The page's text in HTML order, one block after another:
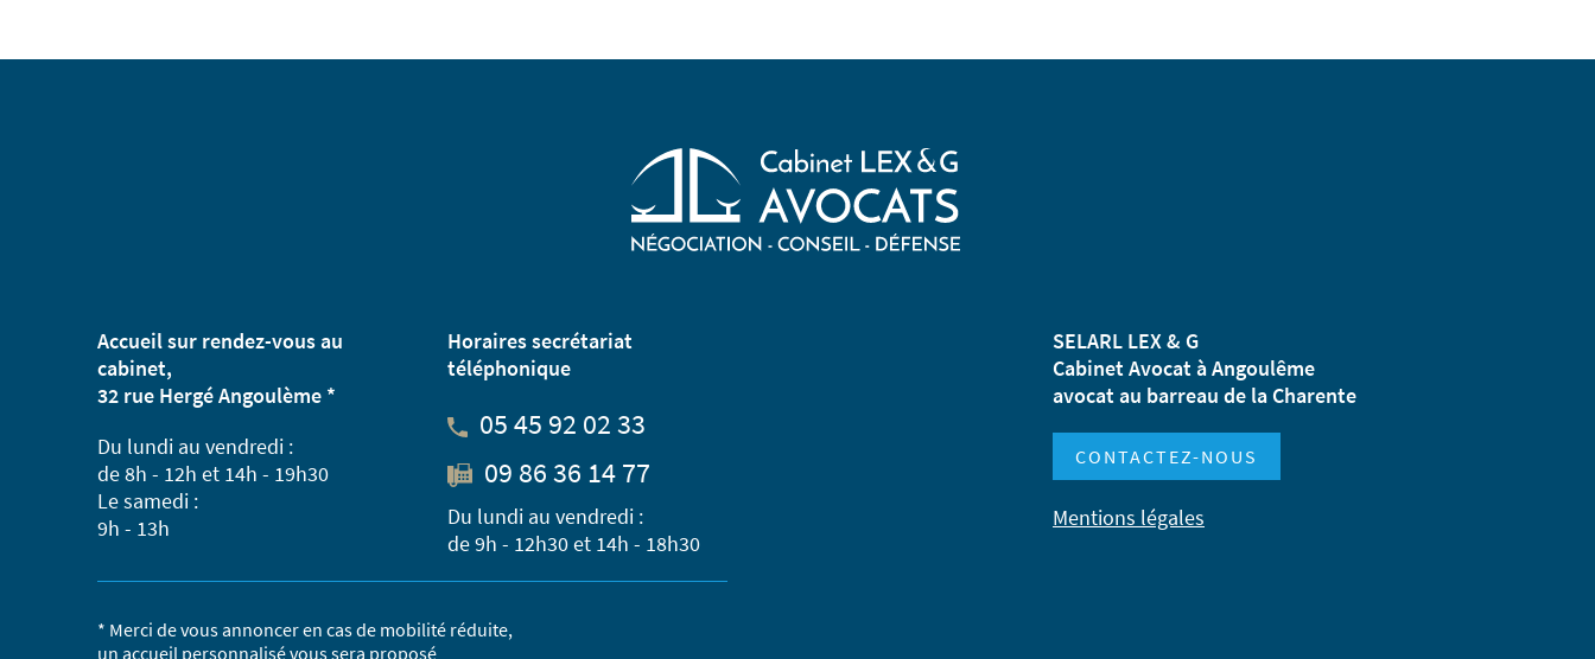
Accueil sur rendez-vous au
cabinet,
32 rue Hergé Angoulème *
Du lundi au vendredi :
de 8h - 12h et 14h - 19h30
Le samedi :
9h - 13h
Horaires secrétariat
téléphonique
05 45 92 02 33
09 86 36 14 77
Du lundi au vendredi :
de 9h - 12h30 et 14h - 18h30
SELARL LEX & G
Cabinet Avocat à Angoulême
avocat au barreau de la Charente
CONTACTEZ-NOUS
Mentions légales
* Merci de vous annoncer en cas de mobilité réduite,
un accueil personnalisé vous sera proposé